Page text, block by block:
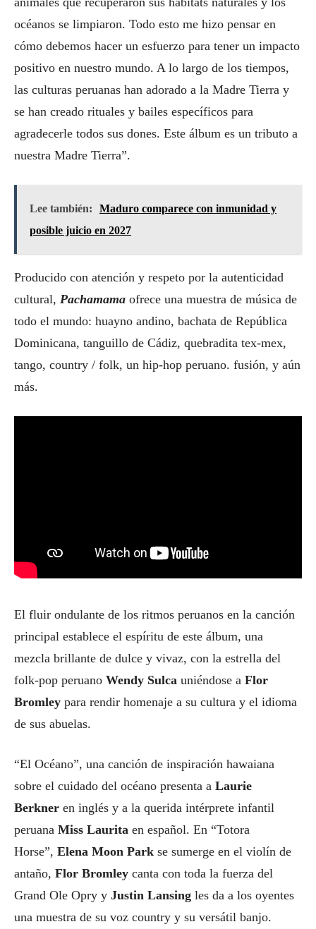
océanos se limpiaron. Todo esto me hizo pensar en
cómo debemos hacer un esfuerzo para tener un impacto
positivo en nuestro mundo. A lo largo de los tiempos,
las culturas peruanas han adorado a la Madre Tierra y
se han creado rituales y bailes específicos para
agradecerle todos sus dones. Este álbum es un tributo a
nuestra Madre Tierra”.
Lee también:
Maduro comparece con inmunidad y
posible juicio en 2027
Producido con atención y respeto por la autenticidad
cultural, Pachamama ofrece una muestra de música de
todo el mundo: huayno andino, bachata de República
Dominicana, tanguillo de Cádiz, quebradita tex-mex,
tango, country / folk, un hip-hop peruano. fusión, y aún
más.
El fluir ondulante de los ritmos peruanos en la canción
principal establece el espíritu de este álbum, una
mezcla brillante de dulce y vivaz, con la estrella del
folk-pop peruano Wendy Sulca uniéndose a Flor
Bromley para rendir homenaje a su cultura y el idioma
de sus abuelas.
“El Océano”, una canción de inspiración hawaiana
sobre el cuidado del océano presenta a Laurie
Berkner en inglés y a la querida intérprete infantil
peruana Miss Laurita en español. En “Totora
Horse”, Elena Moon Park se sumerge en el violín de
antaño, Flor Bromley canta con toda la fuerza del
Grand Ole Opry y Justin Lansing les da a los oyentes
una muestra de su voz country y su versátil banjo.